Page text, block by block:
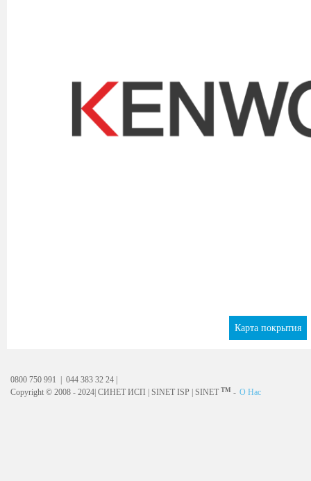
Карта покрытия
0800 750 991 | 044 383 32 24 |
Copyright © 2008 - 2024| СИНЕТ ИСП | SINET ISP | SINET TM - О Нас